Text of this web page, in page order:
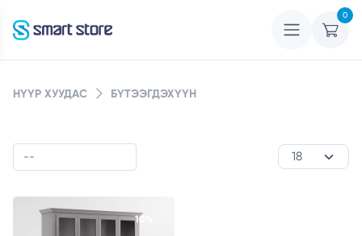
0
НҮҮР ХУУДАС БҮТЭЭГДЭХҮҮН
10%